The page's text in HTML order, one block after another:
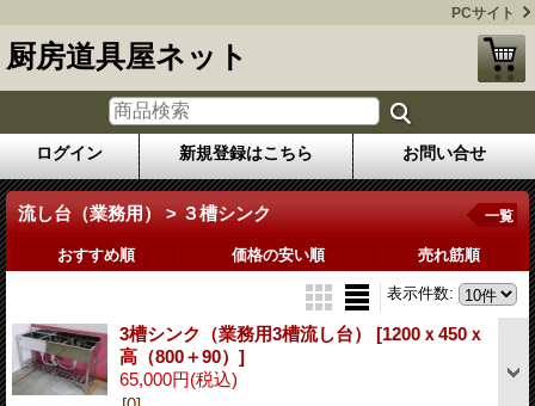
PCサイト
厨房道具屋ネット
ログイン 新規登録はこちら お問い合せ
流し台（業務用） > ３槽シンク 一覧
おすすめ順 価格の安い順 売れ筋順
表示件数:
3槽シンク（業務用3槽流し台） [1200ｘ450ｘ
高（800＋90）]
65,000円(税込)